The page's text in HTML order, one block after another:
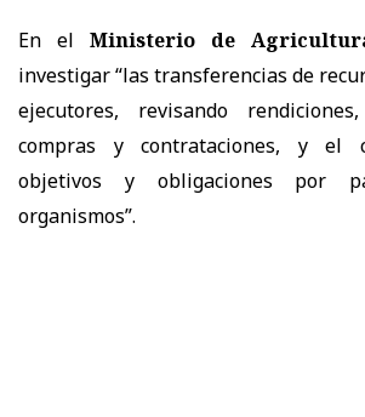
En el Ministerio de
investigar “las transferencias de
ejecutores, revisando
compras y contrataciones, y el
objetivos y obligaciones por
organismos”.